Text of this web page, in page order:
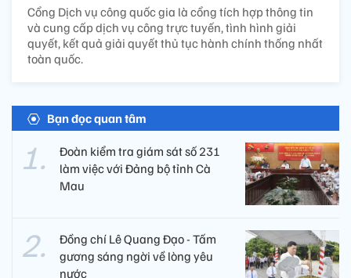
Cổng Dịch vụ công quốc gia là cổng tích hợp thông tin
và cung cấp dịch vụ công trực tuyến, tình hình giải
quyết, kết quả giải quyết thủ tục hành chính thống nhất
toàn quốc.
Bạn đọc quan tâm
Đoàn kiểm tra giám sát số 231
làm việc với Đảng bộ tỉnh Cà
Mau
Đồng chí Lê Quang Đạo - Tấm
gương sáng ngời về lòng yêu
nước